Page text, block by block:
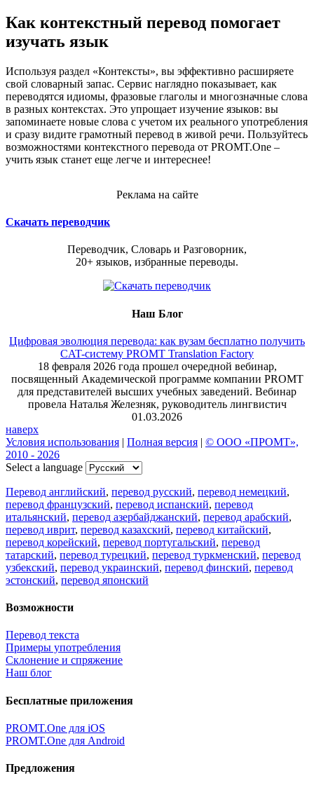
Как контекстный перевод помогает
изучать язык
Используя раздел «Контексты», вы эффективно расширяете
свой словарный запас. Сервис наглядно показывает, как
переводятся идиомы, фразовые глаголы и многозначные слова
в разных контекстах. Это упрощает изучение языков: вы
запоминаете новые слова с учетом их реального употребления
и сразу видите грамотный перевод в живой речи. Пользуйтесь
возможностями контекстного перевода от PROMT.One –
учить язык станет еще легче и интереснее!
Реклама на сайте
Скачать переводчик
Переводчик, Словарь и Разговорник,
20+ языков, избранные переводы.
Наш Блог
Цифровая эволюция перевода: как вузам бесплатно получить
CAT-систему PROMT Translation Factory
18 февраля 2026 года прошел очередной вебинар,
посвященный Академической программе компании PROMT
для представителей высших учебных заведений. Вебинар
провела Наталья Железняк, руководитель лингвистич
01.03.2026
наверх
Условия использования | Полная версия | © ООО «ПРОМТ»,
2010 - 2026
Select a language
Перевод английский, перевод русский, перевод немецкий,
перевод французский, перевод испанский, перевод
итальянский, перевод азербайджанский, перевод арабский,
перевод иврит, перевод казахский, перевод китайский,
перевод корейский, перевод португальский, перевод
татарский, перевод турецкий, перевод туркменский, перевод
узбекский, перевод украинский, перевод финский, перевод
эстонский, перевод японский
Возможности
Перевод текста
Примеры употребления
Склонение и спряжение
Наш блог
Бесплатные приложения
PROMT.One для iOS
PROMT.One для Android
Предложения